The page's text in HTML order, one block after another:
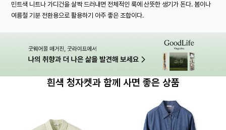
민트색 니트나 가디건을 살짝 드러내면 전체적인 룩에 산뜻한 생기가 돈다. 봄이나
여름철 기분 전환용으로 활용하기 아주 좋은 조합이다.
흰색 청자켓과 함께 사면 좋은 상품